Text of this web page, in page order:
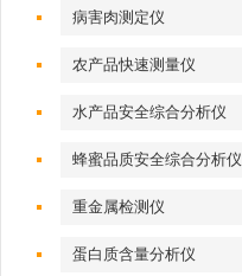
病害肉测定仪
农产品快速测量仪
水产品安全综合分析仪
蜂蜜品质安全综合分析仪
重金属检测仪
蛋白质含量分析仪